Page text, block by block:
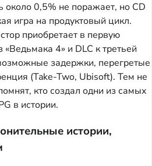
около 0,5% не поражает, но CD
игра на продуктовый цикл.
приобретает в первую
4» и DLC к третьей
задержки, перегретые
(Take-Two, Ubisoft). Тем не
кто создал одни из самых
в истории.
истории,